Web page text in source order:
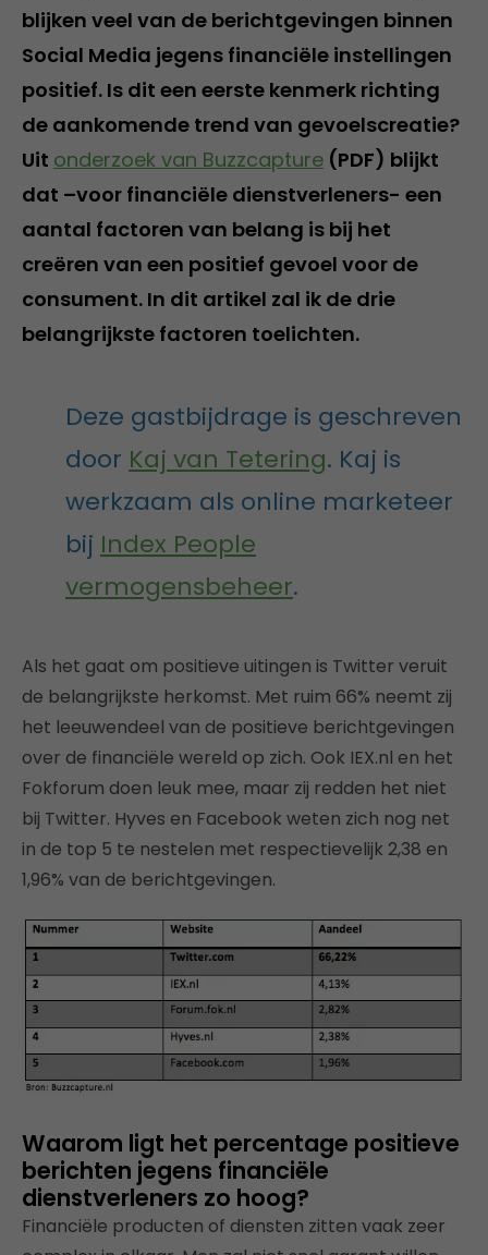
blijken veel van de berichtgevingen binnen
Social Media jegens financiële instellingen
positief. Is dit een eerste kenmerk richting
de aankomende trend van gevoelscreatie?
Uit onderzoek van Buzzcapture (PDF) blijkt
dat –voor financiële dienstverleners- een
aantal factoren van belang is bij het
creëren van een positief gevoel voor de
consument. In dit artikel zal ik de drie
belangrijkste factoren toelichten.
Deze gastbijdrage is geschreven
door Kaj van Tetering. Kaj is
werkzaam als online marketeer
bij Index People
vermogensbeheer.
Als het gaat om positieve uitingen is Twitter veruit
de belangrijkste herkomst. Met ruim 66% neemt zij
het leeuwendeel van de positieve berichtgevingen
over de financiële wereld op zich. Ook IEX.nl en het
Fokforum doen leuk mee, maar zij redden het niet
bij Twitter. Hyves en Facebook weten zich nog net
in de top 5 te nestelen met respectievelijk 2,38 en
1,96% van de berichtgevingen.
Waarom ligt het percentage positieve
berichten jegens financiële
dienstverleners zo hoog?
Financiële producten of diensten zitten vaak zeer